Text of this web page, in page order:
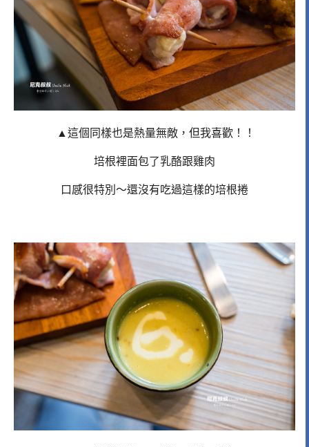
▲這個同樣也是熱量無敵，但我喜歡！！
培根裡面包了乳酪跟雞肉
口感很特別～還沒有吃過這樣的培根捲